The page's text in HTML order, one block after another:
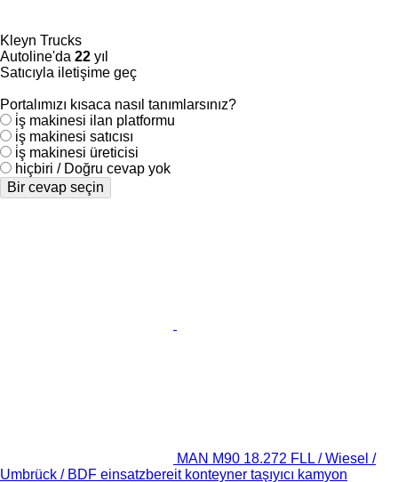
Kleyn Trucks
Autoline'da 22 yıl
Satıcıyla iletişime geç
Portalımızı kısaca nasıl tanımlarsınız?
i̇ş makinesi ilan platformu
i̇ş makinesi satıcısı
i̇ş makinesi üreticisi
hiçbiri / Doğru cevap yok
Bir cevap seçin
MAN M90 18.272 FLL / Wiesel /
Umbrück / BDF einsatzbereit konteyner taşıyıcı kamyon